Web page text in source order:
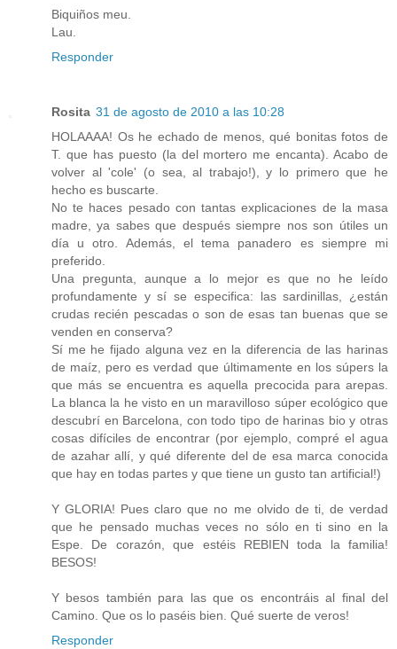
Biquiños meu.
Lau.
Responder
Rosita 31 de agosto de 2010 a las 10:28
HOLAAAA! Os he echado de menos, qué bonitas fotos de
T. que has puesto (la del mortero me encanta). Acabo de
volver al 'cole' (o sea, al trabajo!), y lo primero que he
hecho es buscarte.
No te haces pesado con tantas explicaciones de la masa
madre, ya sabes que después siempre nos son útiles un
día u otro. Además, el tema panadero es siempre mi
preferido.
Una pregunta, aunque a lo mejor es que no he leído
profundamente y sí se especifica: las sardinillas, ¿están
crudas recién pescadas o son de esas tan buenas que se
venden en conserva?
Sí me he fijado alguna vez en la diferencia de las harinas
de maíz, pero es verdad que últimamente en los súpers la
que más se encuentra es aquella precocida para arepas.
La blanca la he visto en un maravilloso súper ecológico que
descubrí en Barcelona, con todo tipo de harinas bio y otras
cosas difíciles de encontrar (por ejemplo, compré el agua
de azahar allí, y qué diferente del de esa marca conocida
que hay en todas partes y que tiene un gusto tan artificial!)
Y GLORIA! Pues claro que no me olvido de ti, de verdad
que he pensado muchas veces no sólo en ti sino en la
Espe. De corazón, que estéis REBIEN toda la familia!
BESOS!
Y besos también para las que os encontráis al final del
Camino. Que os lo paséis bien. Qué suerte de veros!
Responder